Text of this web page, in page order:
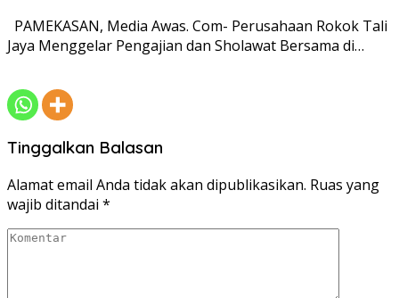
PAMEKASAN, Media Awas. Com- Perusahaan Rokok Tali
Jaya Menggelar Pengajian dan Sholawat Bersama di…
Tinggalkan Balasan
Alamat email Anda tidak akan dipublikasikan. Ruas yang
wajib ditandai *